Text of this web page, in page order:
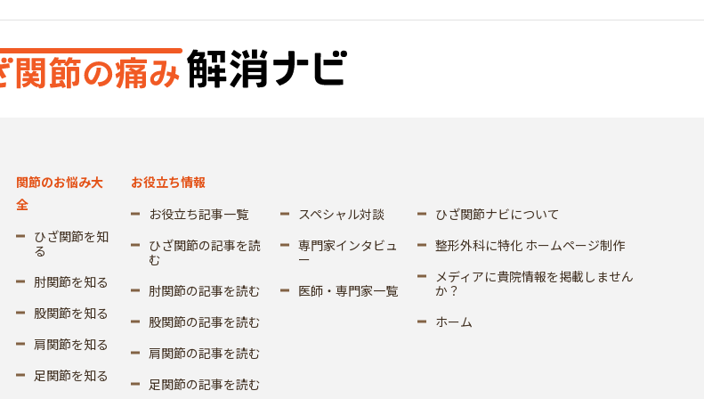
関節のお悩み大
全
ひざ関節を知
る
肘関節を知る
股関節を知る
肩関節を知る
足関節を知る
お役立ち情報
お役立ち記事一覧
ひざ関節の記事を読
む
肘関節の記事を読む
股関節の記事を読む
肩関節の記事を読む
足関節の記事を読む
スペシャル対談
専門家インタビュ
ー
医師・専門家一覧
ひざ関節ナビについて
整形外科に特化 ホームページ制作
メディアに貴院情報を掲載しません
か？
ホーム